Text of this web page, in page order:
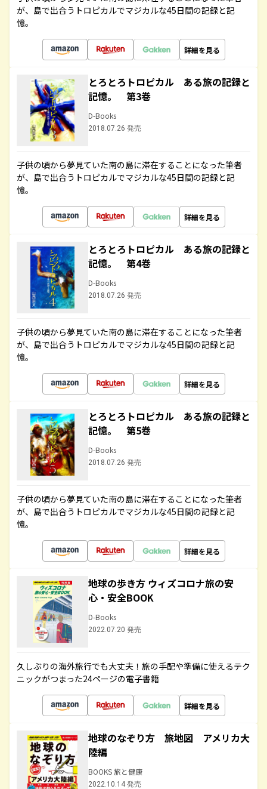
が、島で出合うトロピカルでマジカルな45日間の記録と記
憶。
詳細を見る
とろとろトロピカル ある旅の記録と
記憶。 第3巻
D-Books
2018.07.26 発売
子供の頃から夢見ていた南の島に滞在することになった筆者
が、島で出合うトロピカルでマジカルな45日間の記録と記
憶。
詳細を見る
とろとろトロピカル ある旅の記録と
記憶。 第4巻
D-Books
2018.07.26 発売
子供の頃から夢見ていた南の島に滞在することになった筆者
が、島で出合うトロピカルでマジカルな45日間の記録と記
憶。
詳細を見る
とろとろトロピカル ある旅の記録と
記憶。 第5巻
D-Books
2018.07.26 発売
子供の頃から夢見ていた南の島に滞在することになった筆者
が、島で出合うトロピカルでマジカルな45日間の記録と記
憶。
詳細を見る
地球の歩き方 ウィズコロナ旅の安
心・安全BOOK
D-Books
2022.07.20 発売
久しぶりの海外旅行でも大丈夫！旅の手配や準備に使えるテク
ニックがつまった24ページの電子書籍
詳細を見る
地球のなぞり方 旅地図 アメリカ大
陸編
BOOKS 旅と健康
2022.10.14 発売